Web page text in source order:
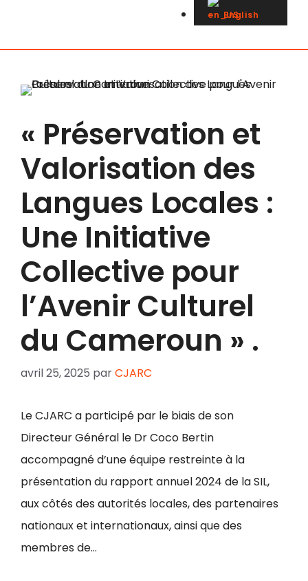
English
« Préservation et
Valorisation des
Langues Locales :
Une Initiative
Collective pour
l’Avenir Culturel
du Cameroun » .
avril 25, 2025 parCJARC
Le CJARC a participé par le biais de son
Directeur Général le Dr Coco Bertin
accompagné d’une équipe restreinte à la
présentation du rapport annuel 2024 de la SIL,
aux côtés des autorités locales, des partenaires
nationaux et internationaux, ainsi que des
membres de…